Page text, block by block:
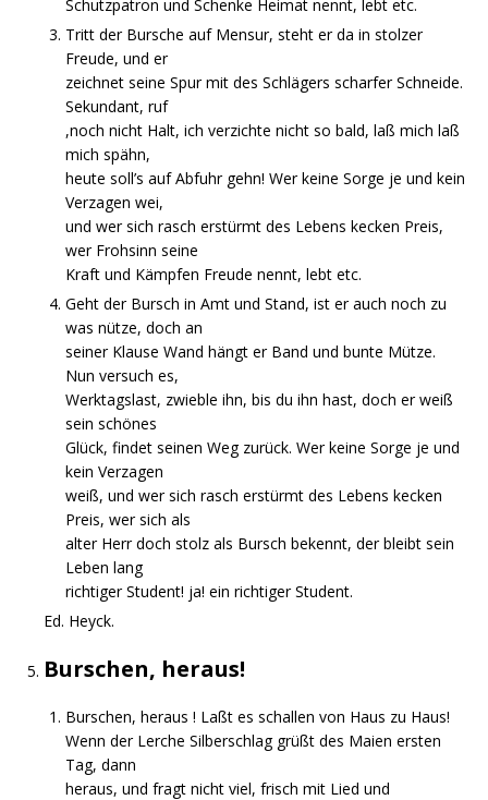
Schutzpatron und Schenke Heimat nennt, lebt etc.
Tritt der Bursche auf Mensur, steht er da in stolzer
Freude, und er
zeichnet seine Spur mit des Schlägers scharfer Schneide.
Sekundant, ruf
,noch nicht Halt, ich verzichte nicht so bald, laß mich laß
mich spähn,
heute soll’s auf Abfuhr gehn! Wer keine Sorge je und kein
Verzagen wei,
und wer sich rasch erstürmt des Lebens kecken Preis,
wer Frohsinn seine
Kraft und Kämpfen Freude nennt, lebt etc.
Geht der Bursch in Amt und Stand, ist er auch noch zu
was nütze, doch an
seiner Klause Wand hängt er Band und bunte Mütze.
Nun versuch es,
Werktagslast, zwieble ihn, bis du ihn hast, doch er weiß
sein schönes
Glück, findet seinen Weg zurück. Wer keine Sorge je und
kein Verzagen
weiß, und wer sich rasch erstürmt des Lebens kecken
Preis, wer sich als
alter Herr doch stolz als Bursch bekennt, der bleibt sein
Leben lang
richtiger Student! ja! ein richtiger Student.
Ed. Heyck.
Burschen, heraus!
Burschen, heraus ! Laßt es schallen von Haus zu Haus!
Wenn der Lerche Silberschlag grüßt des Maien ersten
Tag, dann
heraus, und fragt nicht viel, frisch mit Lied und